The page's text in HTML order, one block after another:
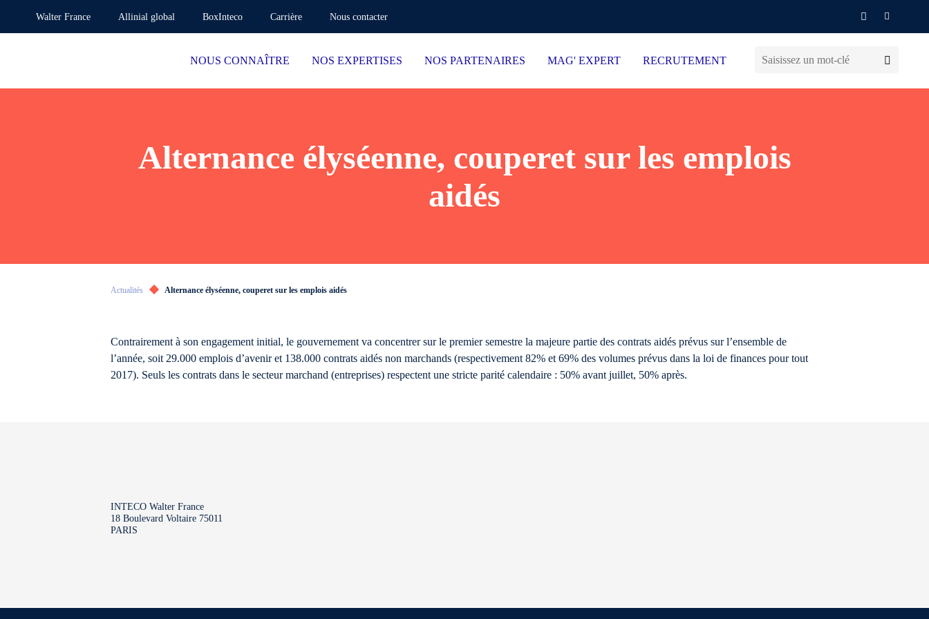
Walter France Allinial global BoxInteco Carrière Nous contacter
NOUS CONNAÎTRE NOS EXPERTISES NOS PARTENAIRES MAG' EXPERT RECRUTEMENT
Alternance élyséenne, couperet sur les emplois
aidés
Actualités Alternance élyséenne, couperet sur les emplois aidés
Contrairement à son engagement initial, le gouvernement va concentrer sur le premier semestre la majeure partie des contrats aidés prévus sur l’ensemble de
l’année, soit 29.000 emplois d’avenir et 138.000 contrats aidés non marchands (respectivement 82% et 69% des volumes prévus dans la loi de ­finances pour tout
2017). Seuls les contrats dans le secteur marchand (entreprises) respectent une stricte parité calendaire : 50% avant juillet, 50% après.
INTECO Walter France
18 Boulevard Voltaire 75011
PARIS